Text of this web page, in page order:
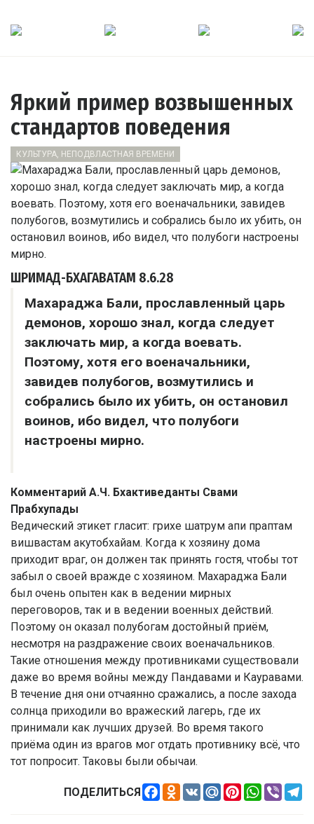
Яркий пример возвышенных
стандартов поведения
КУЛЬТУРА, НЕПОДВЛАСТНАЯ ВРЕМЕНИ
ШРИМАД-БХАГАВАТАМ 8.6.28
Махараджа Бали, прославленный царь
демонов, хорошо знал, когда следует
заключать мир, а когда воевать.
Поэтому, хотя его военачальники,
завидев полубогов, возмутились и
собрались было их убить, он остановил
воинов, ибо видел, что полубоги
настроены мирно.
Комментарий А.Ч. Бхактиведанты Свами
Прабхупады
Ведический этикет гласит: грихе шатрум апи праптам
вишвастам акутобхайам. Когда к хозяину дома
приходит враг, он должен так принять гостя, чтобы тот
забыл о своей вражде с хозяином. Махараджа Бали
был очень опытен как в ведении мирных
переговоров, так и в ведении военных действий.
Поэтому он оказал полубогам достойный приём,
несмотря на раздражение своих военачальников.
Такие отношения между противниками существовали
даже во время войны между Пандавами и Кауравами.
В течение дня они отчаянно сражались, а после захода
солнца приходили во вражеский лагерь, где их
принимали как лучших друзей. Во время такого
приёма один из врагов мог отдать противнику всё, что
тот попросит. Таковы были обычаи.
ПОДЕЛИТЬСЯ Facebook
Odnoklassniki
VK Mail.RuPinterestWhatsApp
Viber